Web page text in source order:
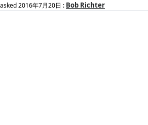
asked2016年7月20日 : Bob Richter